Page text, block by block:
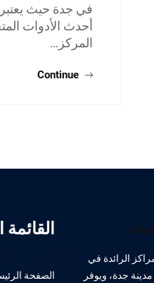
في جدة حيث يعتبر
أحدث الأدوات
المركز…
Continue
الرائدة في
جدة، ويوفر
الصفحة